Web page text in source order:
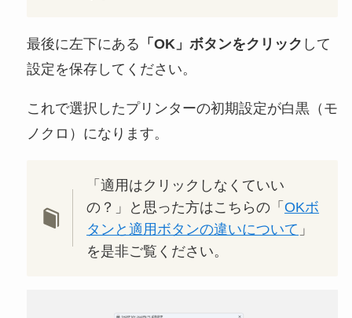
最後に左下にある 「OK」ボタンをクリック して
設定を保存してください。
これで選択したプリンターの初期設定が白黒（モ
ノクロ）になります。
「適用はクリックしなくていい
の？」と思った方はこちらの「OKボ
タンと適用ボタンの違いについて 」
を是非ご覧ください。